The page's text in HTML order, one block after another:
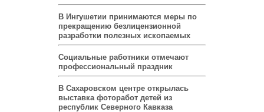
В Ингушетии принимаются меры по
прекращению безлицензионной
разработки полезных ископаемых
Социальные работники отмечают
профессиональный праздник
В Сахаровском центре открылась
выставка фоторабот детей из
республик Северного Кавказа